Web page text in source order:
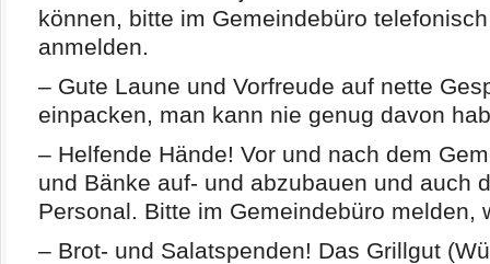
können, bitte im Gemeindebüro
anmelden.
– Gute Laune und Vorfreude auf nette
einpacken, man kann nie genug davon
– Helfende Hände! Vor und nach dem
und Bänke auf- und abzubauen und auch
Personal. Bitte im Gemeindebüro melden,
– Brot- und Salatspenden! Das Grillgut